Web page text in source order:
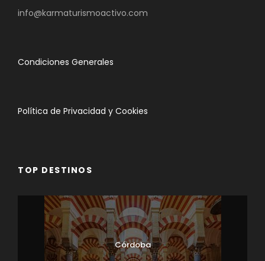
info@karmaturismoactivo.com
Condiciones Generales
Política de Privacidad y Cookies
TOP DESTINOS
Córdoba